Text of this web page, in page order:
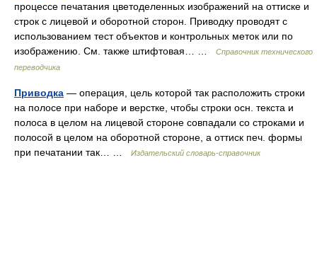
процессе печатания цветоделенных изображений на оттиске и
строк с лицевой и оборотной сторон. Приводку проводят с
использованием тест объектов и контрольных меток или по
изображению. См. также штифтовая… …
Справочник технического
переводчика
Приводка — операция, цель которой так расположить строки
на полосе при наборе и верстке, чтобы строки осн. текста и
полоса в целом на лицевой стороне совпадали со строками и
полосой в целом на оборотной стороне, а оттиск печ. формы
при печатании так… …
Издательский словарь-справочник